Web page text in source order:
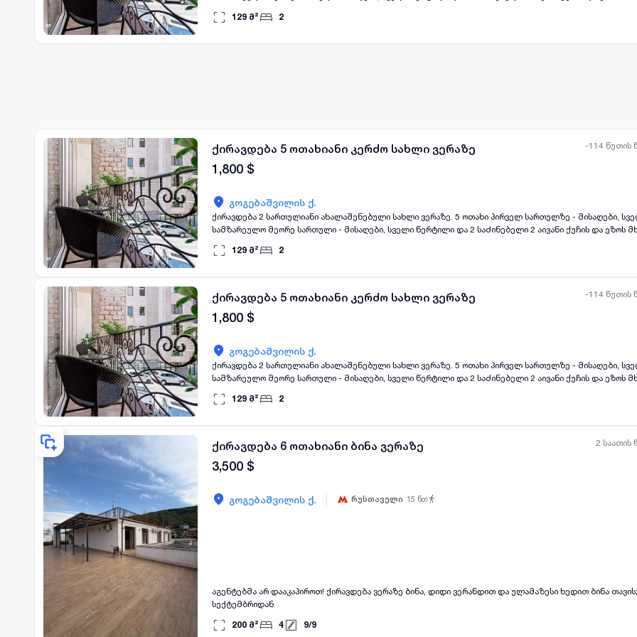
129 მ² 2
-114 წუთის
ყველა ფოტო+( 7)
ქირავდება 5 ოთახიანი კერძო სახლი ვერაზე
1,800 $
გოგებაშვილის ქ.
ქირავდება 2 სართულიანი ახალაშენებული სახლი ვერაზე. 5 ოთახი პირველ სართულზე - მისაღები, სველი წერტილი და
სამზარეულო მეორე სართული - მისაღები, სველი წერტილი და 2 საძინებელი 2 აივანი ქუჩის და ეზოს
129 მ² 2
-114 წუთის
ყველა ფოტო+( 7)
ქირავდება 5 ოთახიანი კერძო სახლი ვერაზე
1,800 $
გოგებაშვილის ქ.
ქირავდება 2 სართულიანი ახალაშენებული სახლი ვერაზე. 5 ოთახი პირველ სართულზე - მისაღები, სველი წერტილი და
სამზარეულო მეორე სართული - მისაღები, სველი წერტილი და 2 საძინებელი 2 აივანი ქუჩის და ეზოს
129 მ² 2
2 საათის
ქირავდება 6 ოთახიანი ბინა ვერაზე
3,500 $
გოგებაშვილის ქ. რუსთაველი 15 წთ
აგენტებმა არ დააკაპიროთ! ქირავდება ვერაზე ბინა, დიდი ვერანდით და ულამაზესი ხედით ბინა თავისუფალი იქნება 1
სექტემბრიდან
200 მ² 4 9/9